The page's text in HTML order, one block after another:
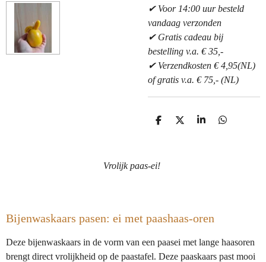
✔ Voor 14:00 uur besteld
vandaag verzonden
✔ Gratis cadeau bij
bestelling v.a. € 35,-
✔ Verzendkosten € 4,95(NL)
of gratis v.a. € 75,- (NL)
D
n
D
S
D
Vrolijk paas-ei!
Bijenwaskaars pasen: ei met paashaas-oren
Deze bijenwaskaars in de vorm van een paasei met lange haasoren
brengt direct vrolijkheid op de paastafel. Deze paaskaars past mooi